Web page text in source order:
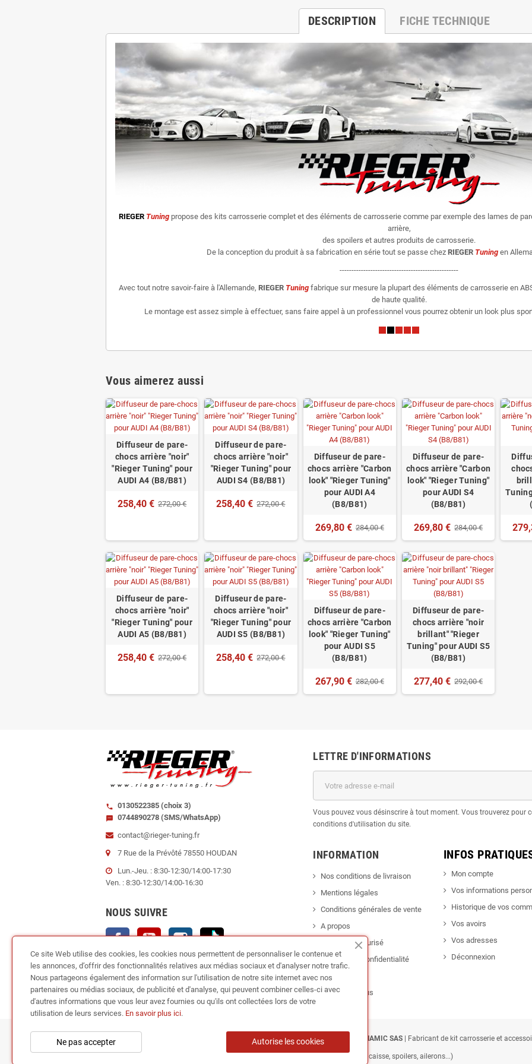
DESCRIPTION FICHE TECHNIQUE
RIEGER Tuning propose des kits carrosserie complet et des éléments de carrosserie comme par exemple des lames de
arrière,
des spoilers et autres produits de carrosserie.
De la conception du produit à sa fabrication en série tout se passe chez RIEGER Tuningen
--------------------------------------------------
Avec tout notre savoir-faire à l'Allemande, RIEGER Tuning fabrique sur mesure la plupart des éléments de carrosserie en
de haute qualité.
Le montage est assez simple à effectuer, sans faire appel à un professionnel vous pourrez obtenir un look plus
Vous aimerez aussi
Diffuseur de pare-
chocs arrière "noir"
"Rieger Tuning" pour
AUDI A4 (B8/B81)
258,40 € 272,00 €
Diffuseur de pare-
chocs arrière "noir"
"Rieger Tuning" pour
AUDI S4 (B8/B81)
258,40 € 272,00 €
Diffuseur de pare-
chocs arrière "Carbon
look" "Rieger Tuning"
pour AUDI A4
(B8/B81)
269,80 € 284,00 €
Diffuseur de pare-
chocs arrière "Carbon
look" "Rieger Tuning"
pour AUDI S4
(B8/B81)
269,80 € 284,00 €
Diffuseur de pare-
chocs arrière "noir"
"Rieger Tuning" pour
AUDI A5 (B8/B81)
258,40 € 272,00 €
Diffuseur de pare-
chocs arrière "noir"
"Rieger Tuning" pour
AUDI S5 (B8/B81)
258,40 € 272,00 €
Diffuseur de pare-
chocs arrière "Carbon
look" "Rieger Tuning"
pour AUDI S5
(B8/B81)
267,90 € 282,00 €
Diffuseur de pare-
chocs arrière "noir
brillant" "Rieger
Tuning" pour AUDI S5
(B8/B81)
277,40 € 292,00 €
call 0130522385 (choix 3)
sms
0744890278 (SMS/WhatsApp)
contact@rieger-tuning.fr
7 Rue de la Prévôté 78550 HOUDAN
Lun.-Jeu. : 8:30-12:30/14:00-17:30
Ven. : 8:30-12:30/14:00-16:30
NOUS SUIVRE
FacebookYouTube InstagramTikTok
LETTRE D'INFORMATIONS
Vous pouvez vous désinscrire à tout moment. Vous trouverez pour
conditions d'utilisation du site.
INFORMATION
Nos conditions de livraison
Mentions légales
Conditions générales de vente
A propos
Paiement sécurisé
Politique de confidentialité
Promotion
Contactez-nous
INFOS
Mon compte
Vos informations
Historique de vos
Vos avoirs
Vos adresses
Déconnexion
Copyright © 2024 RIEGER TUNING France • TUNEDYNAMIC SAS | Fabricant de kit carrosserie et
bas de caisse, spoilers, ailerons...)
Ce site Web utilise des cookies, les cookies nous permettent de personnaliser le contenue et
les annonces, d’offrir des fonctionnalités relatives aux médias sociaux et d'analyser notre trafic.
Nous partageons également des information sur l'utilisation de notre site internet avec nos
partenaires ou médias sociaux, de publicité et d'analyse, qui peuvent combiner celles-ci avec
d'autres informations que vous leur avez fournies ou qu'ils ont collectées lors de votre
utilisation de leurs services. En savoir plus ici.
Autorise les cookies
Ne pas accepter